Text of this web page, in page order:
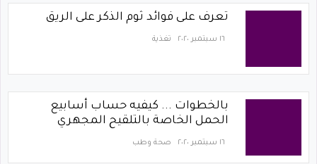
تعرف على فوائد ثوم الذكر على الريق
١٦ سبتمبر ٢٠٢٠ تغذية
بالخطوات ... كيفيه حساب أسابيع
الحمل الخاصة بالتلقيح المجهري
١٦ سبتمبر ٢٠٢٠ صحة وطب